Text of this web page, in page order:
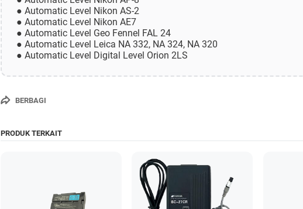
● Automatic Level Nikon AS-2
● Automatic Level Nikon AE7
● Automatic Level Geo Fennel FAL 24
● Automatic Level Leica NA 332, NA 324, NA 320
● Automatic Level Digital Level Orion 2LS
BERBAGI
PRODUK TERKAIT